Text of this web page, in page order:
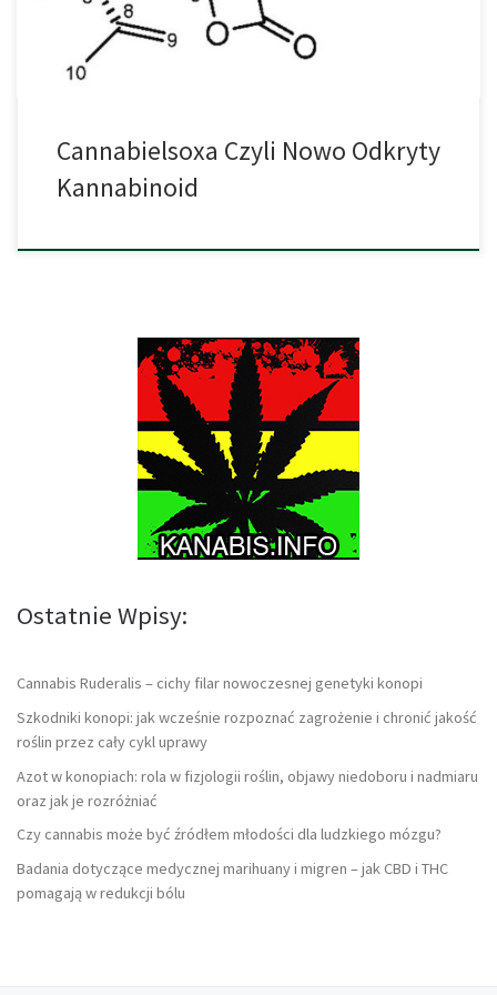
z uniwersytetów. Nowo odkryta substancja to cannabielsoxa,
kolejny kannabinoid naturalnie […]
Cannabielsoxa Czyli Nowo Odkryty
Kannabinoid
Ostatnie Wpisy:
Cannabis Ruderalis – cichy filar nowoczesnej genetyki konopi
Szkodniki konopi: jak wcześnie rozpoznać zagrożenie i chronić jakość
roślin przez cały cykl uprawy
Azot w konopiach: rola w fizjologii roślin, objawy niedoboru i nadmiaru
oraz jak je rozróżniać
Czy cannabis może być źródłem młodości dla ludzkiego mózgu?
Badania dotyczące medycznej marihuany i migren – jak CBD i THC
pomagają w redukcji bólu